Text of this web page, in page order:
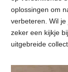
oplossingen om
verbeteren. Wil
zeker een kijkje
uitgebreide